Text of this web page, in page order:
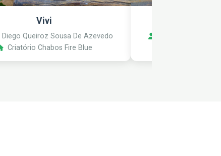
Vivi
Diego Queiroz Sousa De Azevedo
Criatório Chabos Fire Blue